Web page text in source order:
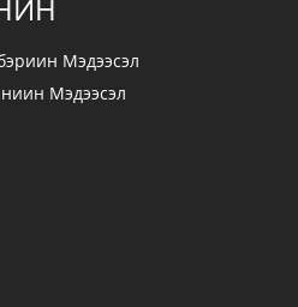
Мэдээсэл
Мэдээсэл